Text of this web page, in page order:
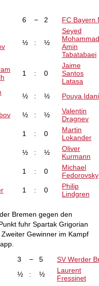
6 − 2 FC Bayern
½ : ½
Seyed
Mohammad
Amin
Tabatabaei
1 : 0
Jaime
Santos
Latasa
½ : ½ Pouya Idani
½ : ½
Valentin
Dragnev
1 : 0
Martin
Lokander
½ : ½
Oliver
Kurmann
1 : 0
Michael
Fedorovsky
1 : 0
Philip
Lindgren
Bremen gegen den
fuhr Spartak Grigorian
Gewinner im Kampf
3 − 5
SV Werder
½ : ½
Laurent
Fressinet